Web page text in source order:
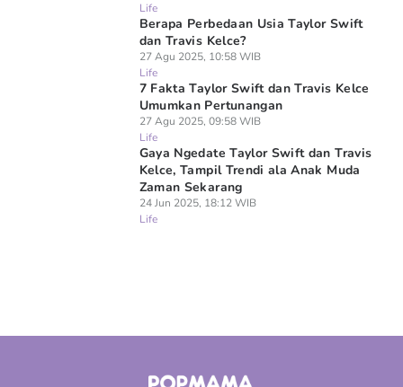
Life
Berapa Perbedaan Usia Taylor Swift
dan Travis Kelce?
27 Agu 2025, 10:58 WIB
Life
7 Fakta Taylor Swift dan Travis Kelce
Umumkan Pertunangan
27 Agu 2025, 09:58 WIB
Life
Gaya Ngedate Taylor Swift dan Travis
Kelce, Tampil Trendi ala Anak Muda
Zaman Sekarang
24 Jun 2025, 18:12 WIB
Life